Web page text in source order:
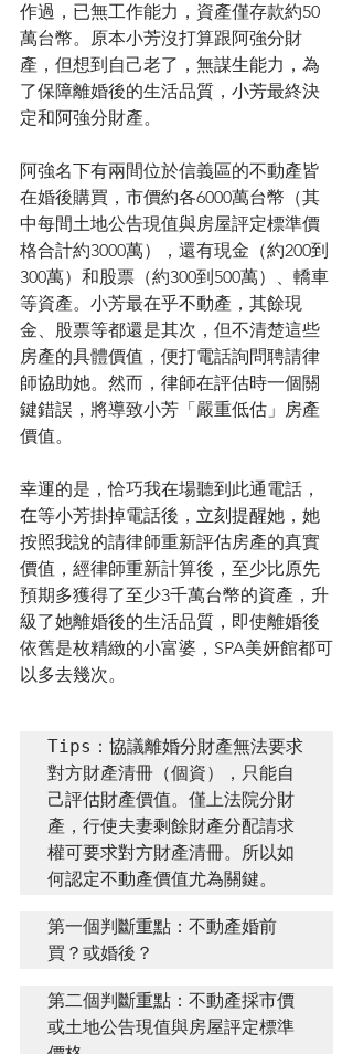
作過，已無工作能力，資產僅存款約50
萬台幣。原本小芳沒打算跟阿強分財
產，但想到自己老了，無謀生能力，為
了保障離婚後的生活品質，小芳最終決
定和阿強分財產。
阿強名下有兩間位於信義區的不動產皆
在婚後購買，市價約各6000萬台幣（其
中每間土地公告現值與房屋評定標準價
格合計約3000萬），還有現金（約200到
300萬）和股票（約300到500萬）、轎車
等資產。小芳最在乎不動產，其餘現
金、股票等都還是其次，但不清楚這些
房產的具體價值，便打電話詢問聘請律
師協助她。然而，律師在評估時一個關
鍵錯誤，將導致小芳「嚴重低估」房產
價值。
幸運的是，恰巧我在場聽到此通電話，
在等小芳掛掉電話後，立刻提醒她，她
按照我說的請律師重新評估房產的真實
價值，經律師重新計算後，至少比原先
預期多獲得了至少3千萬台幣的資產，升
級了她離婚後的生活品質，即使離婚後
依舊是枚精緻的小富婆，SPA美妍館都可
以多去幾次。
Tips：協議離婚分財產無法要求
對方財產清冊（個資），只能自
己評估財產價值。僅上法院分財
產，行使夫妻剩餘財產分配請求
權可要求對方財產清冊。所以如
何認定不動產價值尤為關鍵。
第一個判斷重點：不動產婚前
買？或婚後？
第二個判斷重點：不動產採市價
或土地公告現值與房屋評定標準